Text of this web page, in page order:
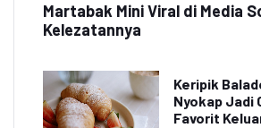
Martabak Mini Viral di Media
Kelezatannya
Keripik
Nyokap Jadi
Favorit